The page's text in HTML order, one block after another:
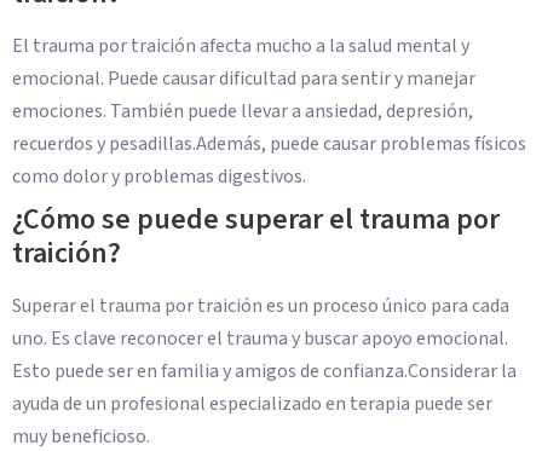
El trauma por traición afecta mucho a la salud mental y
emocional. Puede causar dificultad para sentir y manejar
emociones. También puede llevar a ansiedad, depresión,
recuerdos y pesadillas.Además, puede causar problemas físicos
como dolor y problemas digestivos.
¿Cómo se puede superar el trauma por
traición?
Superar el trauma por traición es un proceso único para cada
uno. Es clave reconocer el trauma y buscar apoyo emocional.
Esto puede ser en familia y amigos de confianza.Considerar la
ayuda de un profesional especializado en terapia puede ser
muy beneficioso.